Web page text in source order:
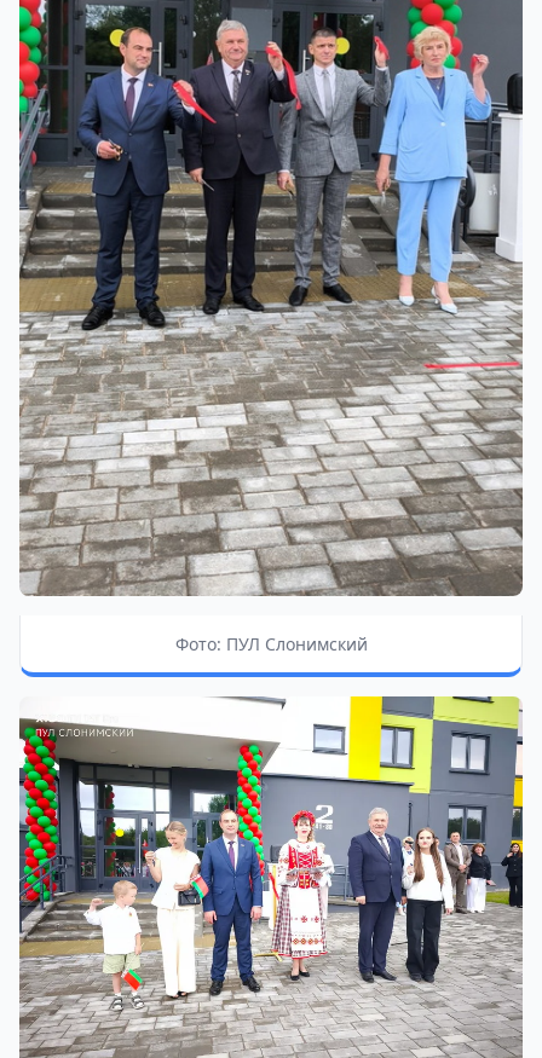
Фото: ПУЛ Слонимский